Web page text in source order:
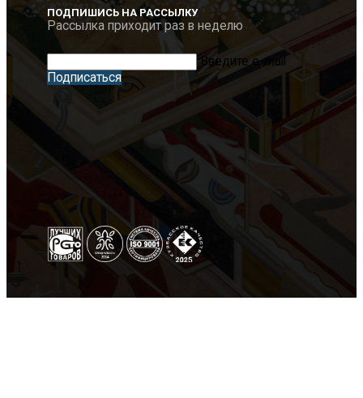
ПОДПИШИСЬ НА РАССЫЛКУ
Рассылка приходит раз в неделю
Введите e-mail
Подписаться